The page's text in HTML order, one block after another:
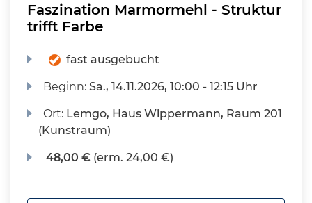
Faszination Marmormehl - Struktur
trifft Farbe
fast ausgebucht
Beginn:Sa., 14.11.2026, 10:00 - 12:15 Uhr
Ort: Lemgo, Haus Wippermann, Raum 201
(Kunstraum)
48,00 € (erm. 24,00 €)